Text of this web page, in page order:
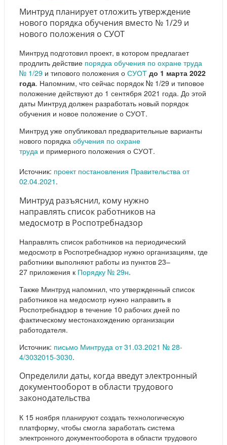
Минтруд планирует отложить утверждение
нового порядка обучения вместо № 1/29 и
нового положения о СУОТ
Минтруд подготовил проект, в котором предлагает
продлить действие порядка обучения по охране труда
№ 1/29 и типового положения о СУОТ до 1 марта 2022
года. Напомним, что сейчас порядок № 1/29 и типовое
положение действуют до 1 сентября 2021 года. До этой
даты Минтруд должен разработать новый порядок
обучения и новое положение о СУОТ.
Минтруд уже опубликовал предварительные варианты
нового порядка обучения по охране
труда и примерного положения о СУОТ.
Источник: проект постановления Правительства от
02.04.2021 .
Минтруд разъяснил, кому нужно
направлять список работников на
медосмотр в Роспотребнадзор
Направлять список работников на периодический
медосмотр в Роспотребнадзор нужно организациям, где
работники выполняют работы из пунктов 23–
27 приложения к Порядку № 29н.
Также Минтруд напомнил, что утвержденный список
работников на медосмотр нужно направить в
Роспотребнадзор в течение 10 рабочих дней по
фактическому местонахождению организации
работодателя.
Источник: письмо Минтруда от 31.03.2021 № 28-
4/3032015-3030.
Определили даты, когда введут электронный
документооборот в области трудового
законодательства
К 15 ноября планируют создать технологическую
платформу, чтобы смогла заработать система
электронного документооборота в области трудового